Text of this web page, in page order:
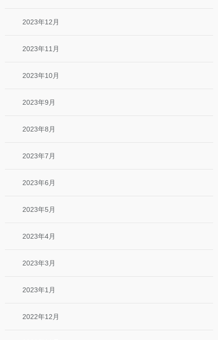
2023年12月
2023年11月
2023年10月
2023年9月
2023年8月
2023年7月
2023年6月
2023年5月
2023年4月
2023年3月
2023年1月
2022年12月